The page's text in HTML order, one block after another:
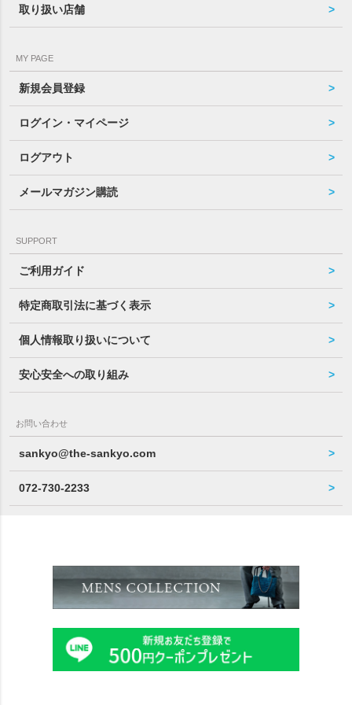
取り扱い店舗
MY PAGE
新規会員登録
ログイン・マイページ
ログアウト
メールマガジン購読
SUPPORT
ご利用ガイド
特定商取引法に基づく表示
個人情報取り扱いについて
安心安全への取り組み
お問い合わせ
sankyo@the-sankyo.com
072-730-2233